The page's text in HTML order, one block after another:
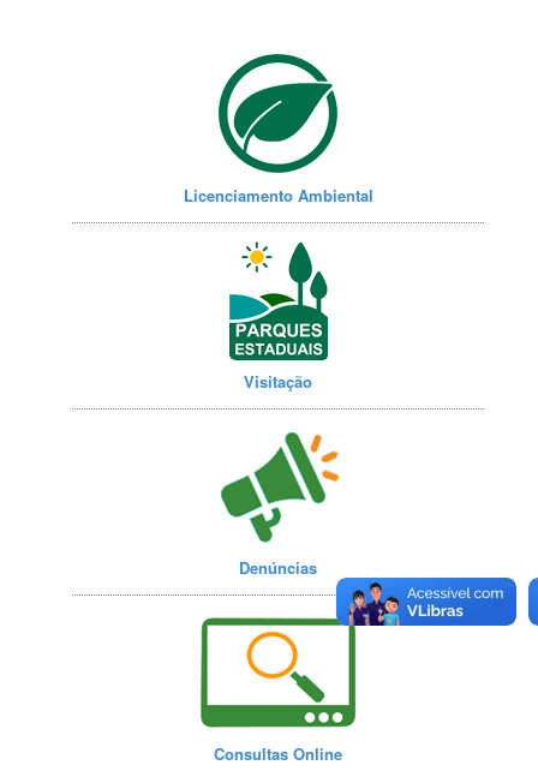
Licenciamento Ambiental
Visitação
Denúncias
Consultas Online